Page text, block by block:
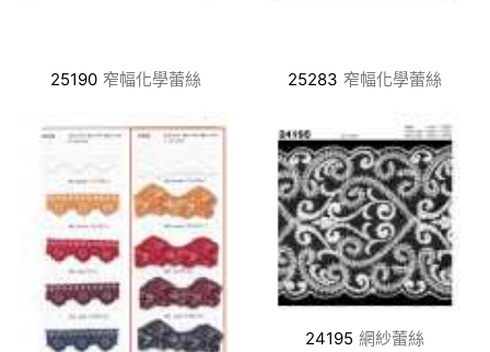
25190 窄幅化學蕾絲 25283 窄幅化學蕾絲
24195 網紗蕾絲